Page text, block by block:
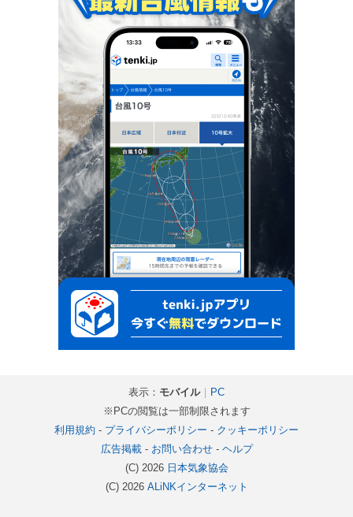
表示： モバイル｜
PC
※PCの閲覧は一部制限されます
利用規約 - プライバシーポリシー - クッキーポリシー
広告掲載- お問い合わせ- ヘルプ
(C) 2026 日本気象協会
(C) 2026 ALiNKインターネット